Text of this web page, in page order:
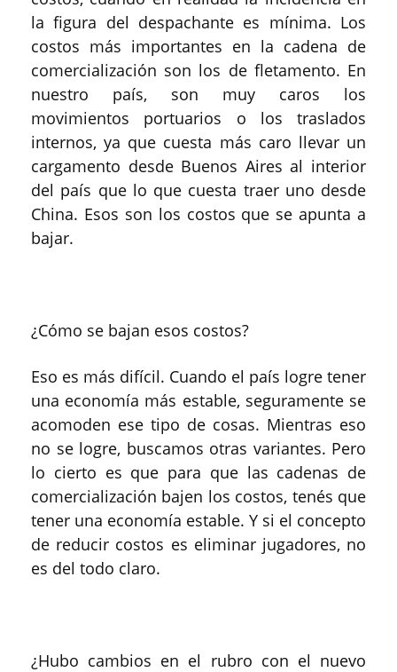
la figura del despachante es mínima. Los
costos más importantes en la cadena de
comercialización son los de fletamento. En
nuestro país, son muy caros los
movimientos portuarios o los traslados
internos, ya que cuesta más caro llevar un
cargamento desde Buenos Aires al interior
del país que lo que cuesta traer uno desde
China. Esos son los costos que se apunta a
bajar.
¿Cómo se bajan esos costos?
Eso es más difícil. Cuando el país logre tener
una economía más estable, seguramente se
acomoden ese tipo de cosas. Mientras eso
no se logre, buscamos otras variantes. Pero
lo cierto es que para que las cadenas de
comercialización bajen los costos, tenés que
tener una economía estable. Y si el concepto
de reducir costos es eliminar jugadores, no
es del todo claro.
¿Hubo cambios en el rubro con el nuevo